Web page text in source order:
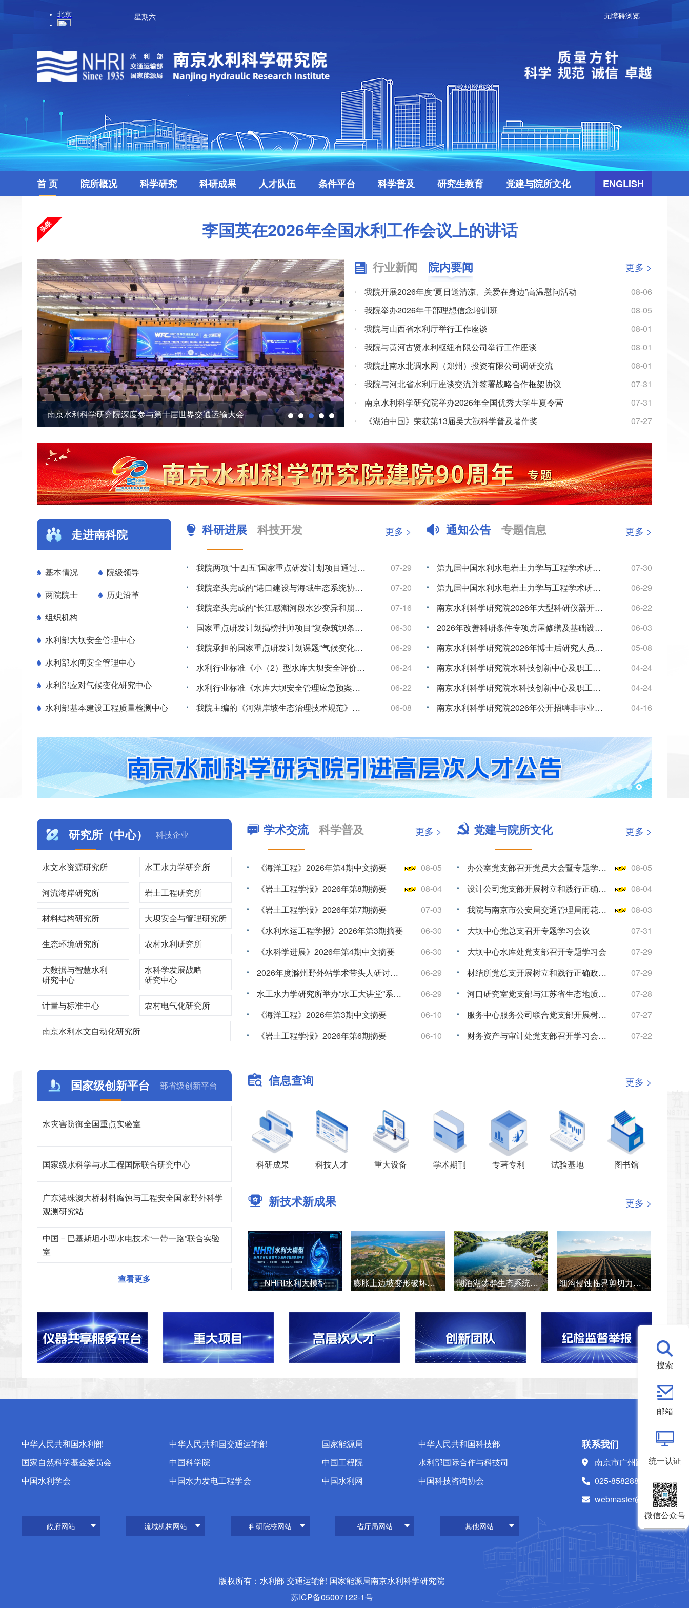
星期六 无障碍浏览
首 页 院所概况 科学研究 科研成果 人才队伍 条件平台 科学普及 研究生教育 党建与院所文化 ENGLISH
李国英在2026年全国水利工作会议上的讲话
南京水利科学研究院深度参与第十届世界交通运输大会 南京水利科学研究院参加2026中国水博览会
行业新闻 院内要闻 更多 >
我院开展2026年度“夏日送清凉、关爱在身边”高温慰问活动
08-06
我院举办2026年干部理想信念培训班
08-05
我院与山西省水利厅举行工作座谈
08-01
我院与黄河古贤水利枢纽有限公司举行工作座谈
08-01
我院赴南水北调水网（郑州）投资有限公司调研交流
08-01
我院与河北省水利厅座谈交流并签署战略合作框架协议
07-31
南京水利科学研究院举办2026年全国优秀大学生夏令营
07-31
《湖泊中国》荣获第13届吴大猷科学普及著作奖
07-27
走进南科院
基本情况
院级领导
两院院士
历史沿革
组织机构
水利部大坝安全管理中心
水利部水闸安全管理中心
水利部应对气候变化研究中心
水利部基本建设工程质量检测中心
科研进展 科技开发 更多 >
我院两项“十四五”国家重点研发计划项目通过中期检查
07-29
我院牵头完成的“港口建设与海域生态系统协同技术”入选海洋工程技术2024-2026年度十大代表性科技...
07-20
我院牵头完成的“长江感潮河段水沙变异和崩岸监测预警关键技术及应用”入选2025年度江苏省行业领域十大...
07-16
国家重点研发计划揭榜挂帅项目“复杂筑坝条件下沥青混凝土心墙坝渗漏诊断与处置关键技术研发”通过“里程碑...
06-30
我院承担的国家重点研发计划课题“气候变化与人类活动对长江中下游湖泊影响的模拟及预测”通过绩效评价
06-29
水利行业标准《小（2）型水库大坝安全评价导则》颁布实施
06-24
水利行业标准《水库大坝安全管理应急预案编制技术导则》颁布实施
06-22
我院主编的《河湖岸坡生态治理技术规范》（SL/T 879-2026）批准发布
06-08
通知公告 专题信息 更多 >
第九届中国水利水电岩土力学与工程学术研讨会（3号通知）
07-30
第九届中国水利水电岩土力学与工程学术研讨会（2号通知）
06-29
南京水利科学研究院2026年大型科研仪器开放共享数据信息公示
06-22
2026年改善科研条件专项房屋修缮及基础设施改造项目监理服务综合评议比选公告
06-03
南京水利科学研究院2026年博士后研究人员招收公告
05-08
南京水利科学研究院水科技创新中心及职工与研究生宿舍项目最高投标限价（含工程量清单）审核造价咨询服务综...
04-24
南京水利科学研究院水科技创新中心及职工与研究生宿舍项目最高投标限价（含工程量清单）编制造价咨询服务综...
04-24
南京水利科学研究院2026年公开招聘非事业编制工作人员公告
04-16
研究所（中心） 科技企业
水文水资源研究所 水工水力学研究所
河流海岸研究所 岩土工程研究所
材料结构研究所 大坝安全与管理研究所
生态环境研究所 农村水利研究所
大数据与智慧水利
研究中心
水科学发展战略
研究中心
计量与标准中心 农村电气化研究所
南京水利水文自动化研究所
学术交流 科学普及 更多 >
《海洋工程》2026年第4期中文摘要
08-05
《岩土工程学报》2026年第8期摘要
08-04
《岩土工程学报》2026年第7期摘要
07-03
《水利水运工程学报》2026年第3期摘要
06-30
《水科学进展》2026年第4期中文摘要
06-30
2026年度滁州野外站学术带头人研讨会召开
06-29
水工水力学研究所举办“水工大讲堂”系列学术讲座
06-29
《海洋工程》2026年第3期中文摘要
06-10
《岩土工程学报》2026年第6期摘要
06-10
党建与院所文化 更多 >
办公室党支部召开党员大会暨专题学习会
08-05
设计公司党支部开展树立和践行正确政绩观学习教育专题党课
08-04
我院与南京市公安局交通管理局雨花台区大队开展警民共建活动
08-03
大坝中心党总支召开专题学习会议
07-31
大坝中心水库处党支部召开专题学习会
07-29
材结所党总支开展树立和践行正确政绩观学习教育专题党课
07-29
河口研究室党支部与江苏省生态地质调查大队水工环地质调查中心党支部联合开展主题党日活动
07-28
服务中心服务公司联合党支部开展树立和践行正确政绩观学习教育专题党课
07-27
财务资产与审计处党支部召开学习会暨专题党课
07-22
国家级创新平台 部省级创新平台
水灾害防御全国重点实验室
国家级水科学与水工程国际联合研究中心
广东港珠澳大桥材料腐蚀与工程安全国家野外科学
观测研究站
中国－巴基斯坦小型水电技术“一带一路”联合实验
室
查看更多
信息查询 更多 >
科研成果 科技人才 重大设备 学术期刊 专著专利 试验基地 图书馆
新技术新成果 更多 >
NHRI水利大模型 膨胀土边坡变形破坏机理与安全智能管控技术 湖泊湖荡群生态系统健康诊断与韧性提升技术 细沟侵蚀临界剪切力测定的关键技术
中华人民共和国水利部 中华人民共和国交通运输部 国家能源局
中华人民共和国科技部
国家自然科学基金委员会
中国科学院 中国工程院
水利部国际合作与科技司
中国水利学会
中国水力发电工程学会 中国水利网 中国科技咨询协会
联系我们
南京市广州路223号
025-85828808
webmaster@nhri.cn
政府网站 流域机构网站 科研院校网站 省厅局网站 其他网站
版权所有：水利部 交通运输部 国家能源局南京水利科学研究院
苏ICP备05007122-1号
搜索
邮箱
统一认证
微信公众号